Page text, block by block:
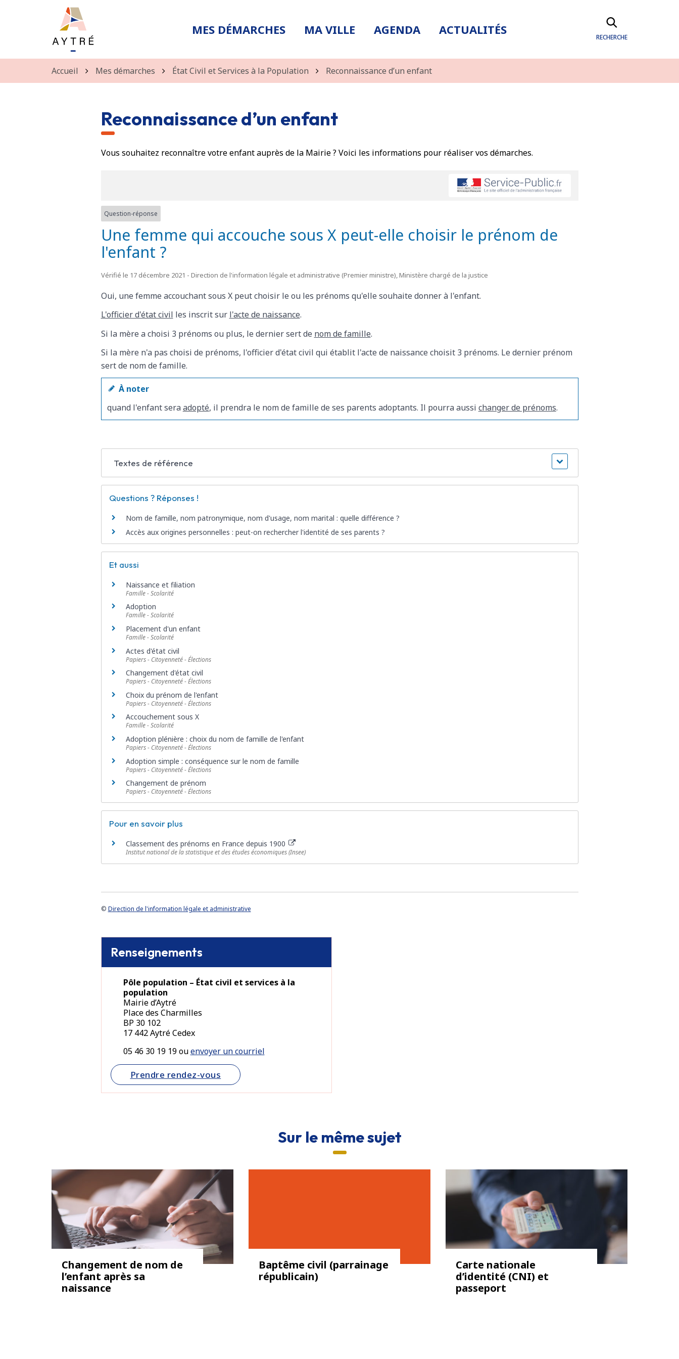
MES DÉMARCHES MA VILLE AGENDA ACTUALITÉS
RECHERCHE
Accueil Mes démarches État Civil et Services à la Population Reconnaissance d’un enfant
Reconnaissance d’un enfant
Vous souhaitez reconnaître votre enfant auprès de la Mairie ? Voici les informations pour réaliser vos démarches.
Question-réponse
Une femme qui accouche sous X peut-elle choisir le prénom de
l'enfant ?
Vérifié le 17 décembre 2021 - Direction de l'information légale et administrative (Premier ministre), Ministère chargé de la justice
Oui, une femme accouchant sous X peut choisir le ou les prénoms qu'elle souhaite donner à l'enfant.
L'officier d'état civil les inscrit sur l'acte de naissance.
Si la mère a choisi 3 prénoms ou plus, le dernier sert de nom de famille.
Si la mère n'a pas choisi de prénoms, l'officier d'état civil qui établit l'acte de naissance choisit 3 prénoms. Le dernier prénom
sert de nom de famille.
À noter
quand l'enfant seraadopté, il prendra le nom de famille de ses parents adoptants. Il pourra aussi changer de prénoms.
Textes de référence
Questions ? Réponses !
Nom de famille, nom patronymique, nom d'usage, nom marital : quelle différence ?
Accès aux origines personnelles : peut-on rechercher l'identité de ses parents ?
Et aussi
Naissance et filiation
Famille - Scolarité
Adoption
Famille - Scolarité
Placement d'un enfant
Famille - Scolarité
Actes d'état civil
Papiers - Citoyenneté - Élections
Changement d'état civil
Papiers - Citoyenneté - Élections
Choix du prénom de l'enfant
Papiers - Citoyenneté - Élections
Accouchement sous X
Famille - Scolarité
Adoption plénière : choix du nom de famille de l'enfant
Papiers - Citoyenneté - Élections
Adoption simple : conséquence sur le nom de famille
Papiers - Citoyenneté - Élections
Changement de prénom
Papiers - Citoyenneté - Élections
Pour en savoir plus
Classement des prénoms en France depuis 1900
Institut national de la statistique et des études économiques (Insee)
© Direction de l'information légale et administrative
Renseignements
Pôle population – État civil et services à la
population
Mairie d’Aytré
Place des Charmilles
BP 30 102
17 442 Aytré Cedex
05 46 30 19 19 ouenvoyer un courriel
Prendre rendez-vous
Sur le même sujet
Changement de nom de
l’enfant après sa
naissance
Baptême civil (parrainage
républicain)
Carte nationale
d’identité (CNI) et
passeport